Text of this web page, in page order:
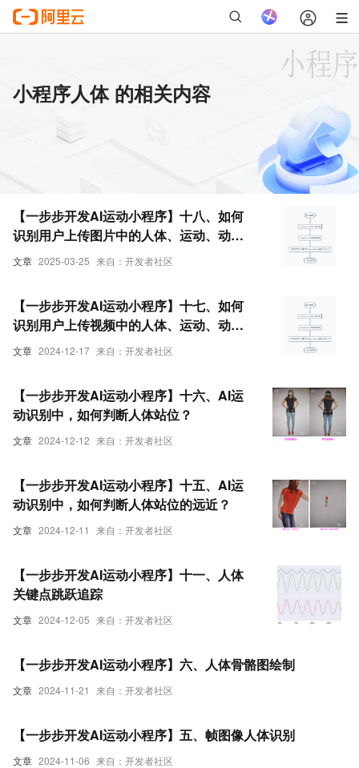
小程序人体 的相关内容
文章 2025-03-25 来自：开发者社区
【一步步开发AI运动小程序】十八、如何
识别用户上传图片中的人体、运动、动
作、姿态？
文章 2024-12-17 来自：开发者社区
【一步步开发AI运动小程序】十七、如何
识别用户上传视频中的人体、运动、动
作、姿态？
文章 2024-12-12 来自：开发者社区
【一步步开发AI运动小程序】十六、AI运
动识别中，如何判断人体站位？
文章 2024-12-11 来自：开发者社区
【一步步开发AI运动小程序】十五、AI运
动识别中，如何判断人体站位的远近？
文章 2024-12-05 来自：开发者社区
【一步步开发AI运动小程序】十一、人体
关键点跳跃追踪
文章 2024-11-21 来自：开发者社区
【一步步开发AI运动小程序】六、人体骨骼图绘制
文章 2024-11-06 来自：开发者社区
【一步步开发AI运动小程序】五、帧图像人体识别